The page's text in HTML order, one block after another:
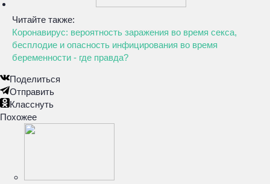
Читайте также:
Коронавирус: вероятность заражения во время секса,
бесплодие и опасность инфицирования во время
беременности - где правда?
Поделиться
Отправить
Класснуть
Похожее